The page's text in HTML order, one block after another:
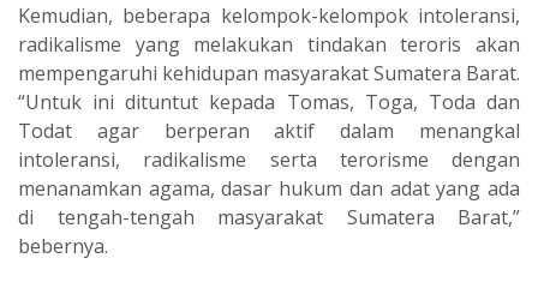
Kemudian, beberapa kelompok-kelompok intoleransi,
radikalisme yang melakukan tindakan teroris akan
mempengaruhi kehidupan masyarakat Sumatera Barat.
“Untuk ini dituntut kepada Tomas, Toga, Toda dan
Todat agar berperan aktif dalam menangkal
intoleransi, radikalisme serta terorisme dengan
menanamkan agama, dasar hukum dan adat yang ada
di tengah-tengah masyarakat Sumatera Barat,”
bebernya.